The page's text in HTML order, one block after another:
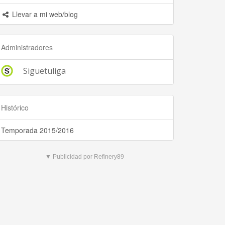
Llevar a mi web/blog
Administradores
Siguetuliga
Histórico
Temporada 2015/2016
▼ Publicidad por Refinery89